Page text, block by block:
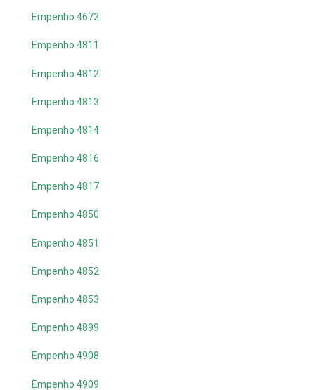
Empenho 4672
Empenho 4811
Empenho 4812
Empenho 4813
Empenho 4814
Empenho 4816
Empenho 4817
Empenho 4850
Empenho 4851
Empenho 4852
Empenho 4853
Empenho 4899
Empenho 4908
Empenho 4909